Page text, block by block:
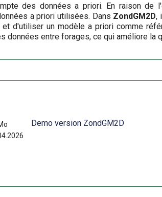
des données a priori. En raison de
a priori utilisées. Dans ZondGM2D,
d'utiliser un modèle a priori comme
entre forages, ce qui améliore la
Demo version ZondGM2D